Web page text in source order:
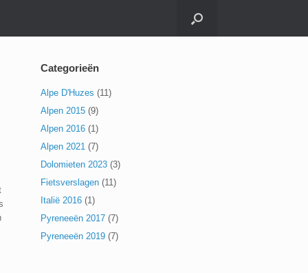
Categorieën
Alpe D'Huzes (11)
Alpen 2015 (9)
Alpen 2016 (1)
Alpen 2021 (7)
Dolomieten 2023 (3)
Fietsverslagen (11)
Italië 2016 (1)
Pyreneeën 2017 (7)
Pyreneeën 2019 (7)